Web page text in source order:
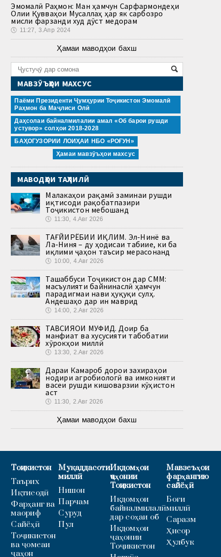
Эмомалӣ Раҳмон: Ман ҳамчун Сарфармондеҳи
Олии Қувваҳои Мусаллаҳ ҳар як сарбозро
мисли фарзанди худ дӯст медорам
🕔 11:27, 3.Апр 2024
Ҳамаи маводҳои бахш
МАВЗӮЪҲОИ МАХСУС
Паёми Президенти Ҷумҳурии Тоҷикистон Эмомалӣ
Раҳмон ба Маҷлиси Олӣ
Даҳсолаи байналмилалии амал «Об барои рушди
устувор» солҳои 2018-2028
БАҲОГУЗОРИИ ЛОИҲАИ НБО «РОҒУН»
Ҳамаи мавзӯъҳои махсус
МАВОДҲОИ ТАҲЛИЛӢ
Малакаҳои рақамӣ заминаи рушди
иқтисоди рақобатпазири
Тоҷикистон мебошанд
🕔 11:30, 4.Авг 2026
ТАҒЙИРЁБИИ ИҚЛИМ. Эл-Нинё ва
Ла-Ниня – ду ҳодисаи табиие, ки ба
иқлими ҷаҳон таъсир мерасонанд
🕔 10:00, 4.Авг 2026
Ташаббуси Тоҷикистон дар СММ:
масъулияти байнинаслӣ ҳамчун
парадигмаи нави ҳуқуқи сулҳ.
Андешаҳо дар ин маврид
🕔 14:00, 2.Авг 2026
ТАВСИЯҲОИ МУФИД. Доир ба
манфиат ва хусусияти табобатии
хӯрокҳои миллӣ
🕔 13:30, 2.Авг 2026
Дараи Камароб дорои захираҳои
нодири агробиологӣ ва имконияти
васеи рушди кишоварзии кӯҳистон
аст
🕔 11:30, 2.Авг 2026
Ҳамаи маводҳои бахш
Тоҷикистон
Таърих
Иқтисодӣ
Фарҳанг ва
маориф
Сайёҳӣ
Тоҷикистон
ва ҷомеаи
ҷаҳон
Муқаддасоти
миллӣ
Нишон
Парчам
Суруд
Пул
Иқдомҳои
ҷаҳонии
Тоҷикистон
Иқдомҳои
байналмилалӣ
дар соҳаи об
Иқдомҳои
ҷаҳонии
Тоҷикистон
Мавзеъҳои
фарҳангию
сайёҳӣ
Боғи
миллӣ
Саразм
Ҳисор
Ҳулбук